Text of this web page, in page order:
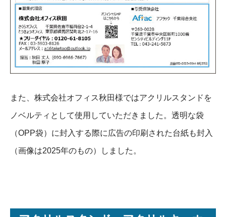
また、株式会社オフィス秋田様ではアクリルスタンドを
ノベルティとして使用していただきました。透明な袋
（OPP袋）に封入する際に広告の印刷された台紙も封入
（画像は2025年のもの）しました。